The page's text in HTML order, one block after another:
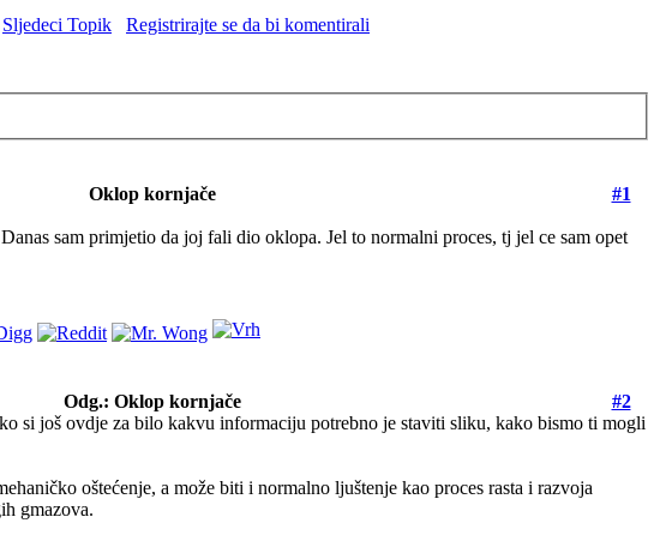
Sljedeci Topik Registrirajte se da bi komentirali
Oklop kornjače
#1
sam primjetio da joj fali dio oklopa. Jel to normalni proces, tj jel ce sam opet
Odg.: Oklop kornjače
#2
si još ovdje za bilo kakvu informaciju potrebno je staviti sliku, kako bismo ti mogli
oštećenje, a može biti i normalno ljuštenje kao proces rasta i razvoja
gmazova.